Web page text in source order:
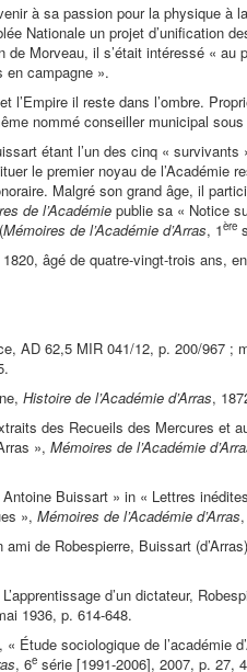
à sa passion pour la physique à
Nationale un projet d’unification
de Morveau, il s’était intéressé « au
en campagne ».
l’Empire il reste dans l’ombre.
nommé conseiller municipal
étant l’un des cinq «
le premier noyau de l’Académie
Malgré son grand âge, il
de l’Académie publie sa « Notice
Mémoires de l’Académie d’Arras, 1ère
âgé de quatre-vingt-trois ans,
AD 62,5 MIR 041/12, p. 200/967 ;
Histoire de l’Académie d’Arras,
des Recueils des Mercures et
», Mémoires de l’Académie
Buissart » in « Lettres
», Mémoires de l’Académie d’Arras
de Robespierre, Buissart
d’un dictateur,
1936, p. 614-648.
Étude sociologique de l’académie
, 6e série [1991-2006], 2007, p. 27,